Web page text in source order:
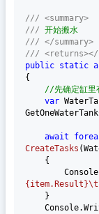
/// <summary>
/// 开始搬水
/// </summary>
/// <returns>
public static
{
//先确定缸里
var
await
CreateTasks (
{item.Result}\t